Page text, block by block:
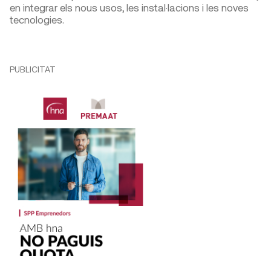
en integrar els nous usos, les instal·lacions i les noves
tecnologies.
PUBLICITAT